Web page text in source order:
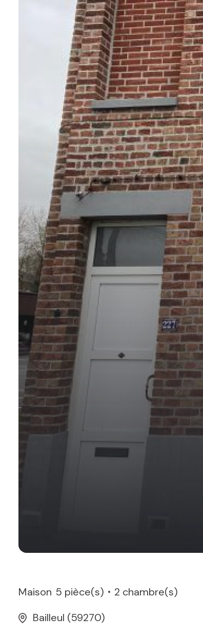
Maison 5 pièce(s)
2 chambre(s)
Bailleul (59270)